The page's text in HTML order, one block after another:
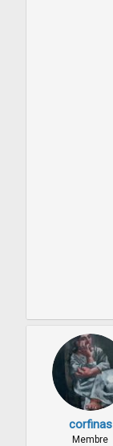
corfinas
Membre